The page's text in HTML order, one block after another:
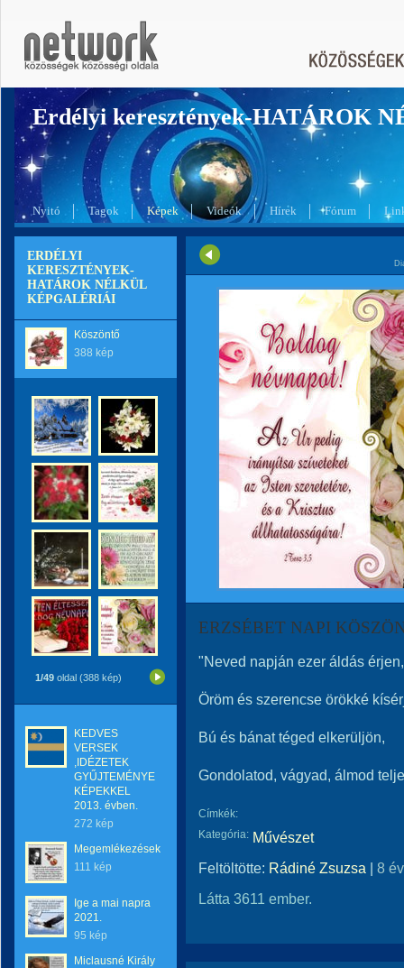
Erdélyi keresztények-HATÁROK
Nyitó Tagok Képek Videók Hírek Fórum
ERDÉLYI
KERESZTÉNYEK-
HATÁROK NÉLKÜL
KÉPGALÉRIÁI
Köszöntő
388 kép
1/49 oldal (388 kép)
KEDVES
VERSEK
,IDÉZETEK
GYŰJTEMÉNYE
KÉPEKKEL
2013. évben.
272 kép
Megemlékezések
111 kép
Ige a mai napra
2021.
95 kép
Miclausné Király
ERZSÉBET NAPI
"Neved napján ezer áldás érjen,
Öröm és szerencse örökké
Bú és bánat téged elkerüljön,
Gondolatod, vágyad, álmod
Címkék:
Kategória: Művészet
Feltöltötte: Rádiné Zsuzsa | 8
Látta 3611 ember.